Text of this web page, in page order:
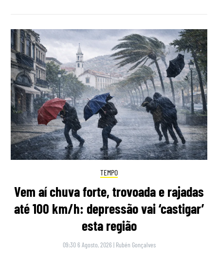
TEMPO
Vem aí chuva forte, trovoada e rajadas
até 100 km/h: depressão vai ‘castigar’
esta região
09:30 6 Agosto, 2026 | Rubén Gonçalves